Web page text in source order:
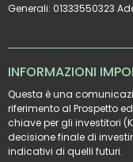
Generali: 01333550323
INFORMAZIONI
Questa è una
riferimento al Prospetto
chiave per gli investitori
decisione finale di
indicativi di quelli futuri.